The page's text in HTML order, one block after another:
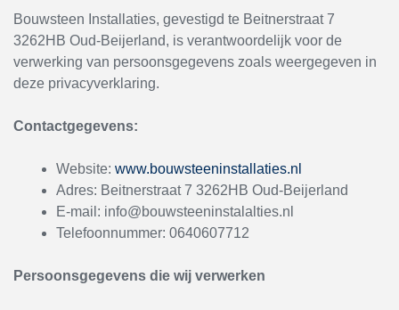
Bouwsteen Installaties, gevestigd te Beitnerstraat 7
3262HB Oud-Beijerland, is verantwoordelijk voor de
verwerking van persoonsgegevens zoals weergegeven in
deze privacyverklaring.
Contactgegevens:
Website: www.bouwsteeninstallaties.nl
Adres: Beitnerstraat 7 3262HB Oud-Beijerland
E-mail: info@bouwsteeninstalalties.nl
Telefoonnummer: 0640607712
Persoonsgegevens die wij verwerken